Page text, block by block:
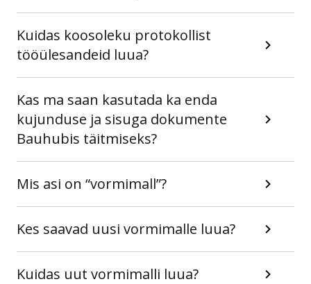
Kuidas koosoleku protokollist
tööülesandeid luua?
Kas ma saan kasutada ka enda
kujunduse ja sisuga dokumente
Bauhubis täitmiseks?
Mis asi on “vormimall”?
Kes saavad uusi vormimalle luua?
Kuidas uut vormimalli luua?